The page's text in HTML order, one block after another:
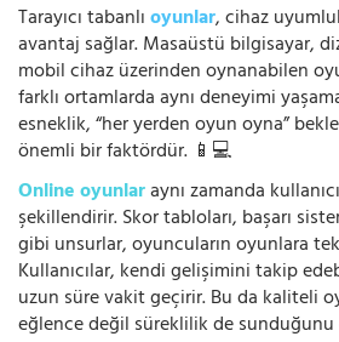
Tarayıcı tabanlıoyunlar, cihaz
avantaj sağlar. Masaüstü bilgisayar,
mobil cihaz üzerinden oynanabilen
farklı ortamlarda aynı deneyimi
esneklik, “her yerden oyun oyna”
önemli bir faktördür. 📱💻
Online oyunlaraynı zamanda
şekillendirir. Skor tabloları, başarı
gibi unsurlar, oyuncuların oyunlara
Kullanıcılar, kendi gelişimini takip
uzun süre vakit geçirir. Bu da kaliteli
eğlence değil süreklilik de